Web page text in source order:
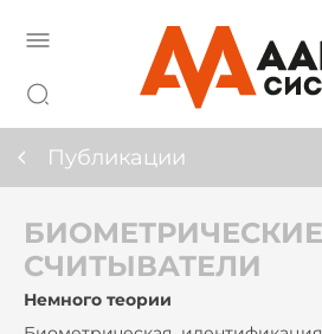
Публикации
БИОМЕТРИЧЕСКИЕ
СЧИТЫВАТЕЛИ
Немного теории